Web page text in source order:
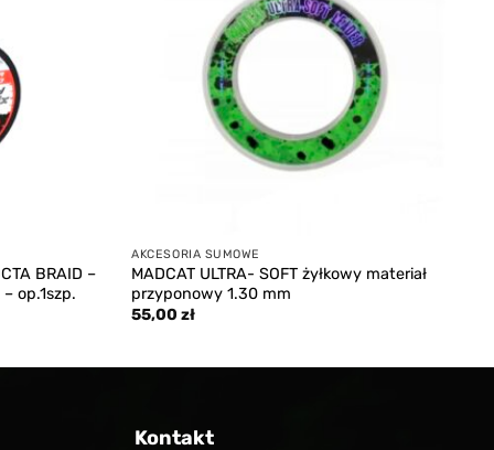
BRAID –
op.1szp.
AKCESORIA SUMOWE
MADCAT ULTRA- SOFT żyłkowy materiał
przyponowy 1.30 mm
55,00zł
Kontakt